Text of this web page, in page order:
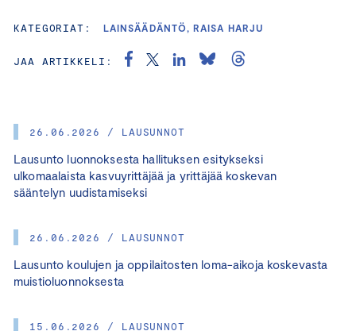
26.06.2026 / LAUSUNNOT
Lausunto luonnoksesta hallituksen esitykseksi
ulkomaalaista kasvuyrittäjää ja yrittäjää koskevan
sääntelyn uudistamiseksi
26.06.2026 / LAUSUNNOT
Lausunto koulujen ja oppilaitosten loma-aikoja koskevasta
muistioluonnoksesta
15.06.2026 / LAUSUNNOT
KATEGORIAT: LAINSÄÄDÄNTÖ, RAISA HARJU
JAA ARTIKKELI: